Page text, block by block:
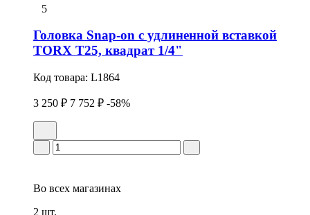
5
Головка Snap-on с удлиненной вставкой
TORX T25, квадрат 1/4"
Код товара: L1864
3 250 ₽ 7 752 ₽ -58%
Во всех магазинах
2 шт.